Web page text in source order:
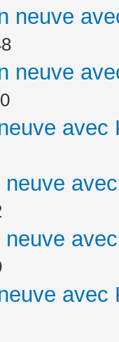
neuve
neuve
avec
avec